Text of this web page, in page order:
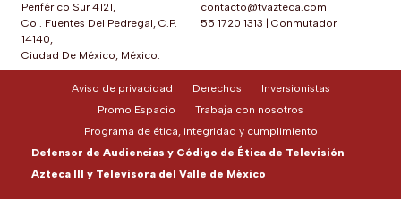
Periférico Sur 4121,
Col. Fuentes Del Pedregal, C.P.
14140,
Ciudad De México, México.
contacto@tvazteca.com
55 1720 1313
Conmutador
Aviso de privacidad Derechos
Inversionistas
Promo Espacio
Trabaja con nosotros
Programa de ética, integridad y cumplimiento
Defensor de Audiencias y Código de Ética de Televisión
Azteca III y Televisora del Valle de México